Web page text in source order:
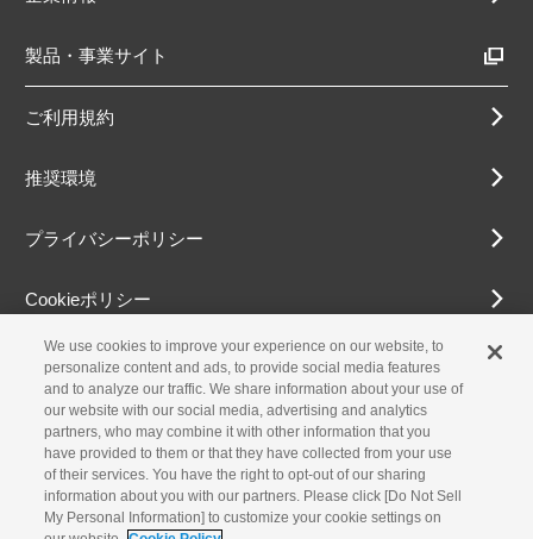
製品・事業サイト
ご利用規約
推奨環境
プライバシーポリシー
Cookieポリシー
アクセシビリティ方針
古物営業法に基づく表示
お問合せ
We use cookies to improve your experience on our website, to
personalize content and ads, to provide social media features
and to analyze our traffic. We share information about your use of
our website with our social media, advertising and analytics
partners, who may combine it with other information that you
have provided to them or that they have collected from your use
of their services. You have the right to opt-out of our sharing
information about you with our partners. Please click [Do Not Sell
My Personal Information] to customize your cookie settings on